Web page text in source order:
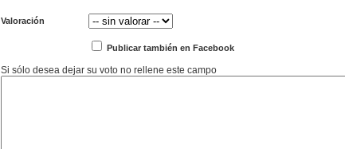
Valoración
Publicar también en Facebook
Si sólo desea dejar su voto no rellene este campo